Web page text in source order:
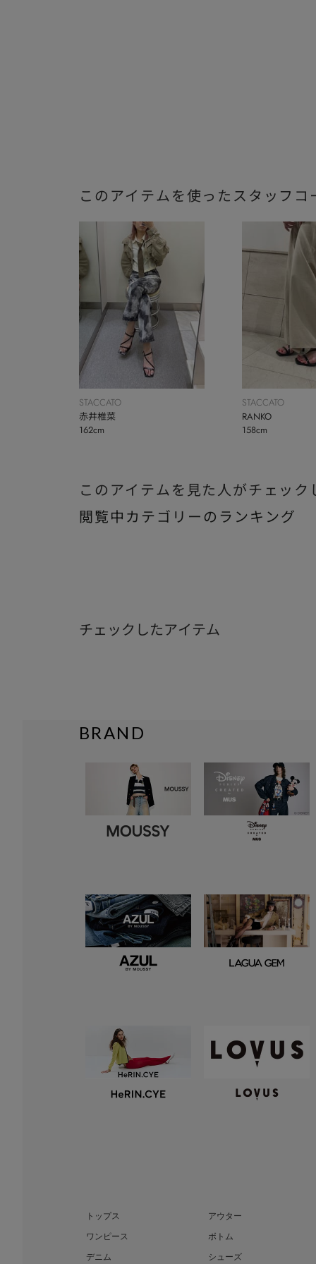
このアイテムを使ったスタッフコ
STACCATO
赤井椎菜
162cm
STACCATO
RANKO
158cm
このアイテムを見た人がチェック
閲覧中カテゴリーのランキング
チェックしたアイテム
BRAND
トップス
アウター
ワンピース
ボトム
デニム
シューズ